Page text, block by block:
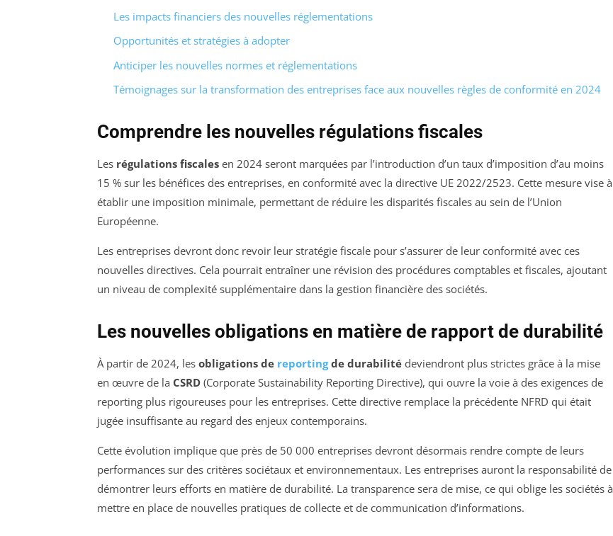
Les impacts financiers des nouvelles réglementations
Opportunités et stratégies à adopter
Anticiper les nouvelles normes et réglementations
Témoignages sur la transformation des entreprises face aux nouvelles règles de conformité en 2024
Comprendre les nouvelles régulations fiscales
Les régulations fiscales en 2024 seront marquées par l’introduction d’un taux d’imposition d’au moins
15 % sur les bénéfices des entreprises, en conformité avec la directive UE 2022/2523. Cette mesure vise à
établir une imposition minimale, permettant de réduire les disparités fiscales au sein de l’Union
Européenne.
Les entreprises devront donc revoir leur stratégie fiscale pour s’assurer de leur conformité avec ces
nouvelles directives. Cela pourrait entraîner une révision des procédures comptables et fiscales, ajoutant
un niveau de complexité supplémentaire dans la gestion financière des sociétés.
Les nouvelles obligations en matière de rapport de durabilité
À partir de 2024, les obligations de reportingde durabilité deviendront plus strictes grâce à la mise
en œuvre de la CSRD (Corporate Sustainability Reporting Directive), qui ouvre la voie à des exigences de
reporting plus rigoureuses pour les entreprises. Cette directive remplace la précédente NFRD qui était
jugée insuffisante au regard des enjeux contemporains.
Cette évolution implique que près de 50 000 entreprises devront désormais rendre compte de leurs
performances sur des critères sociétaux et environnementaux. Les entreprises auront la responsabilité de
démontrer leurs efforts en matière de durabilité. La transparence sera de mise, ce qui oblige les sociétés à
mettre en place de nouvelles pratiques de collecte et de communication d’informations.